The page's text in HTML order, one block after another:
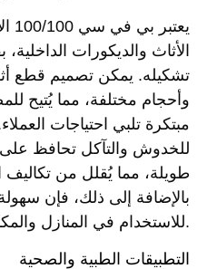
الأثاث والديكورات
تشكيله. يمكن تصميم قطع
وأحجام مختلفة، مما يُتيح
مبتكرة تلبي احتياجات
للخدوش والتآكل تحافظ
طويلة، مما يُقلل من تكاليف
بالإضافة إلى ذلك، فإن
للاستخدام في المنازل والمكاتب والأماكن العامة.
التطبيقات الطبية والصحية